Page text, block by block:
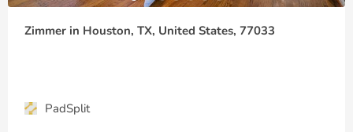
Zimmer in Houston, TX, United States, 77033
PadSplit